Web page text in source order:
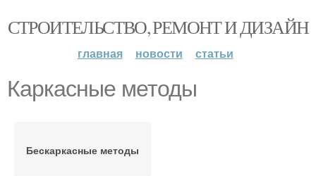
СТРОИТЕЛЬСТВО, РЕМОНТ И ДИЗАЙН
главная новости статьи
Каркасные методы
Бескаркасные методы